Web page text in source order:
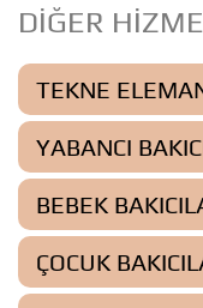
DİĞER
TEKNE
YABANCI
BEBEK
ÇOCUK